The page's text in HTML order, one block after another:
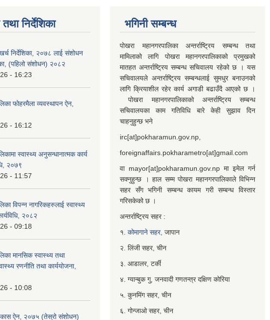
निर्देशिका
निर्देशिका, २०७८ लाई संशोधन
(पहिलो संशोधन) २०८२
- 16:23
फोहरमैला व्यवस्थापन ऐन,
- 16:12
स्वास्थ्य अनुसन्धानात्मक कार्य
२०७९
- 11:57
विपन्न नागरिकहरुलाई स्वास्थ्य
२०८२
- 09:18
मानसिक स्वास्थ्य तथा
रणनीति तथा कार्ययोजना,
- 10:08
ऐन, २०७५ (तेस्रो संशोधन)
भगिनी सम्बन्ध
पोखरा महानगरपालिका अन्तर्राष्ट्रिय सम्बन्ध तथा
मामिलाको लागि पोखरा महानगरपालिकाको प्रमुखको
मातहत अन्तर्राष्ट्रिय सम्बन्ध सचिवालय रहेको छ । यस
सचिवालयले अन्तर्राष्ट्रिय सम्बन्धलाई सुमधुर बनाउनको
लागि क्रियाशील रहेर कार्य अगाडी बढाउँदै आएको छ ।
पोखरा महानगरपालिकाको अन्तर्राष्ट्रिय सम्बन्ध
सचिवालयका काम गतिविधि बारे केही सुझाव दिन
चाहनुहुन्छ भने
irc[at]pokharamun.gov.np,
foreignaffairs.pokharametro[at]gmail.com
वा mayor[at]pokharamun.gov.np मा इमेल गर्न
सक्नुहुन्छ । हाल सम्म पोखरा महानगरपालिकाले विभिन्न
सहर सँग भगिनी सम्बन्ध कायम गरी सम्बन्ध विस्तार
गरिसकेको छ ।
अन्तर्राष्ट्रिय सहर :
१. कोमागाने सहर, जापान
२. लिंजी सहर, चीन
३. आडालर, टर्की
४. ग्यान्बुक गु, जनवादी गणतन्त्र दक्षिण कोरिया
५. कुनमिंग सहर, चीन
६. गोन्जाओ सहर, चीन